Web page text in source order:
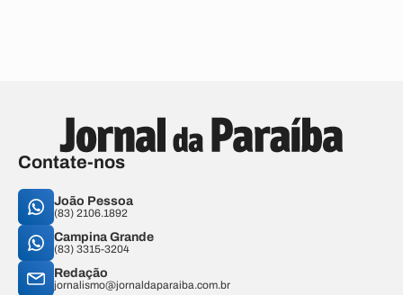
Contate-nos
João Pessoa
(83) 2106.1892
Campina Grande
(83) 3315-3204
Redação
jornalismo@jornaldaparaiba.com.br